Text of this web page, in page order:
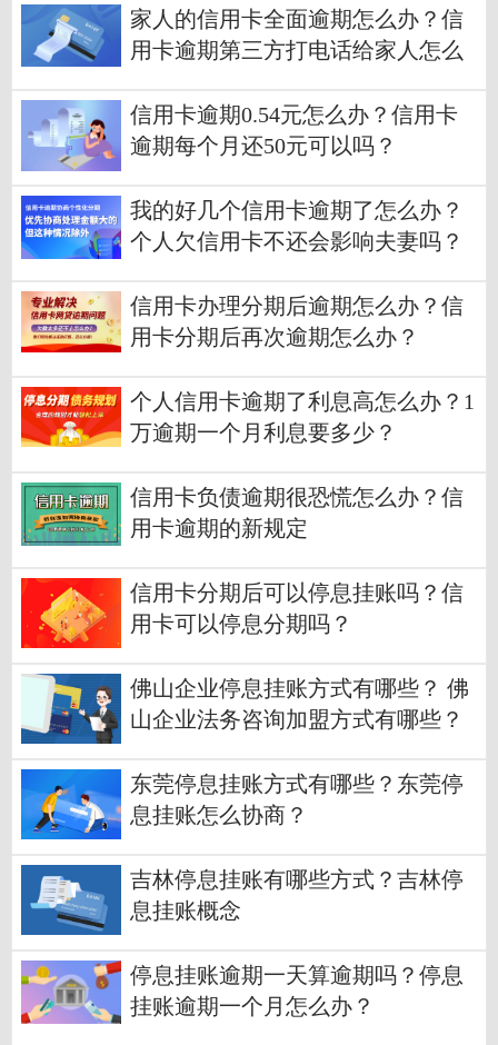
家人的信用卡全面逾期怎么办？信
用卡逾期第三方打电话给家人怎么
信用卡逾期0.54元怎么办？信用卡
逾期每个月还50元可以吗？
我的好几个信用卡逾期了怎么办？
个人欠信用卡不还会影响夫妻吗？
信用卡办理分期后逾期怎么办？信
用卡分期后再次逾期怎么办？
个人信用卡逾期了利息高怎么办？1
万逾期一个月利息要多少？
信用卡负债逾期很恐慌怎么办？信
用卡逾期的新规定
信用卡分期后可以停息挂账吗？信
用卡可以停息分期吗？
佛山企业停息挂账方式有哪些？ 佛
山企业法务咨询加盟方式有哪些？
东莞停息挂账方式有哪些？东莞停
息挂账怎么协商？
吉林停息挂账有哪些方式？吉林停
息挂账概念
停息挂账逾期一天算逾期吗？停息
挂账逾期一个月怎么办？